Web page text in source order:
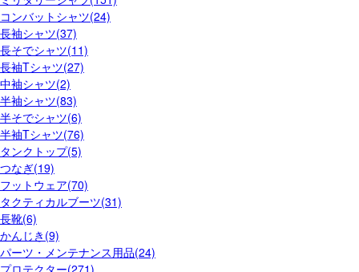
コンバットシャツ(24)
長袖シャツ(37)
長そでシャツ(11)
長袖Tシャツ(27)
中袖シャツ(2)
半袖シャツ(83)
半そでシャツ(6)
半袖Tシャツ(76)
タンクトップ(5)
つなぎ(19)
フットウェア(70)
タクティカルブーツ(31)
長靴(6)
かんじき(9)
パーツ・メンテナンス用品(24)